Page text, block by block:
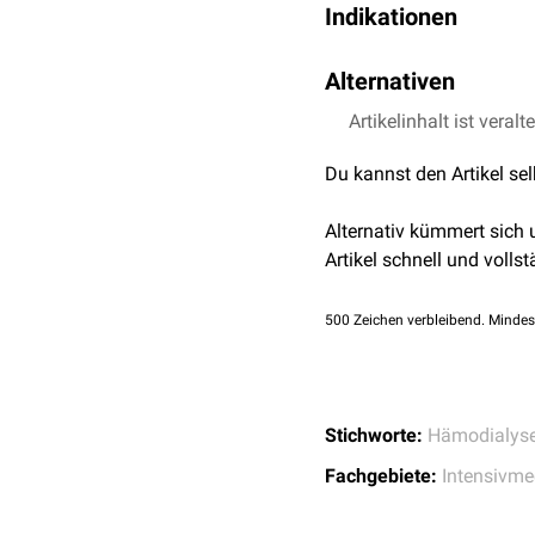
Indikationen
Haushalts und zum
Hyperkaliämie
Massive, anders
Urämische
Anders nicht
Alternativen
Intermittierende
Kontinuierliche
Artikelinhalt ist
Du kannst den Artikel
Alternativ kümmert sich
Artikel schnell und
500 Zeichen verbleibend.
Stichworte:
Fachgebiete: